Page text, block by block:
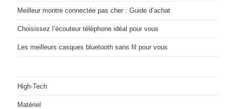
Meilleur montre connectée pas cher : Guide d’achat
Choisissez l’écouteur téléphone idéal pour vous
Les meilleurs casques bluetooth sans fil pour vous
High-Tech
Matériel